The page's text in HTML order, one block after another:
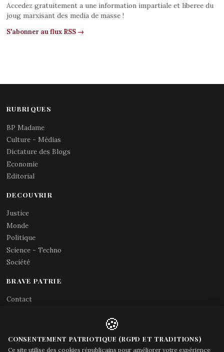
Accedez gratuitement a une information impartiale et liberee du
joug marxisant des media de masse !
S'abonner au flux RSS →
RUBRIQUES
BP Madame
Culture - Médias
Dictature des Blogs
Economie
Editorial
DECOUVRIR
Justice
Monde
Politique
Science - Techno
Société
BRAVE PATRIE
Contact
Acces gouvernement
🍪
CONSENTEMENT PATRIOTIQUE (RGPD ET TRADITIONS)
Ce site utilise des cookies républicains pour améliorer votre expérience